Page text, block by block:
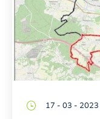
17 - 03 - 2023